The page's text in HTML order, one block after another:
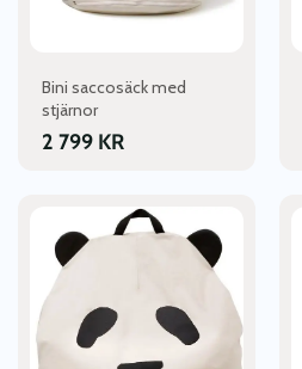
Bini saccosäck med
stjärnor
2 799 KR